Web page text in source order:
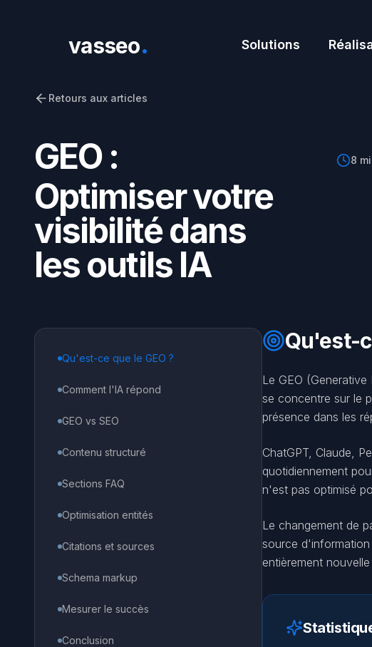
vasseo.
Solutions
Retours aux articles
GEO :
Optimiser votre
visibilité dans
les outils IA
8
Qu'est-ce que le GEO ?
Comment l'IA répond
GEO vs SEO
Contenu structuré
Sections FAQ
Optimisation entités
Citations et sources
Schema markup
Mesurer le succès
Conclusion
Qu'est-
Le GEO
se concentre sur le
présence dans les
ChatGPT, Claude,
quotidiennement
n'est pas optimisé
Le changement de
source
entièrement